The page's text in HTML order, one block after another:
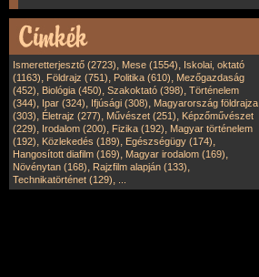
Ismeretterjesztő (2723), Mese (1554), Iskolai, oktató
(1163), Földrajz (751), Politika (610), Mezőgazdaság
(452), Biológia (450), Szakoktató (398), Történelem
(344), Ipar (324), Ifjúsági (308), Magyarország földrajza
(303), Életrajz (277), Művészet (251), Képzőművészet
(229), Irodalom (200), Fizika (192), Magyar történelem
(192), Közlekedés (189), Egészségügy (174),
Hangosított diafilm (169), Magyar irodalom (169),
Növénytan (168), Rajzfilm alapján (133),
Technikatörténet (129),